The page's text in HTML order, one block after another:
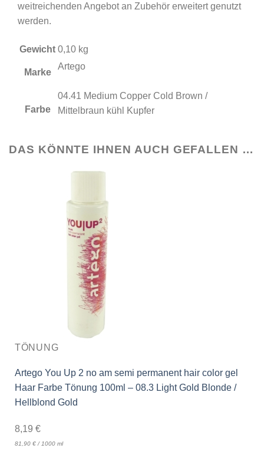
weitreichenden Angebot an Zubehör erweitert genutzt
werden.
Gewicht 0,10 kg
Marke
Artego
Farbe
04.41 Medium Copper Cold Brown /
Mittelbraun kühl Kupfer
DAS KÖNNTE IHNEN AUCH GEFALLEN …
TÖNUNG
Artego You Up 2 no am semi permanent hair color gel
Haar Farbe Tönung 100ml – 08.3 Light Gold Blonde /
Hellblond Gold
8,19 €
81,90 €/1000 ml